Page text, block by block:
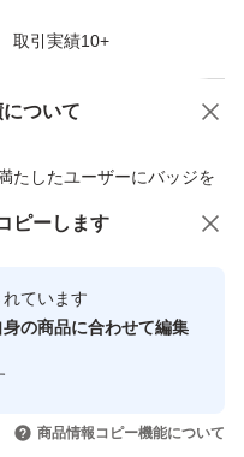
取引実績10+
ついて
たしたユーザーにバッジを
安全なユーザーです
完了させた実績があります
商品への質問
ピーします
れています
身の商品に合わせて編集
商品情報コピー機能について